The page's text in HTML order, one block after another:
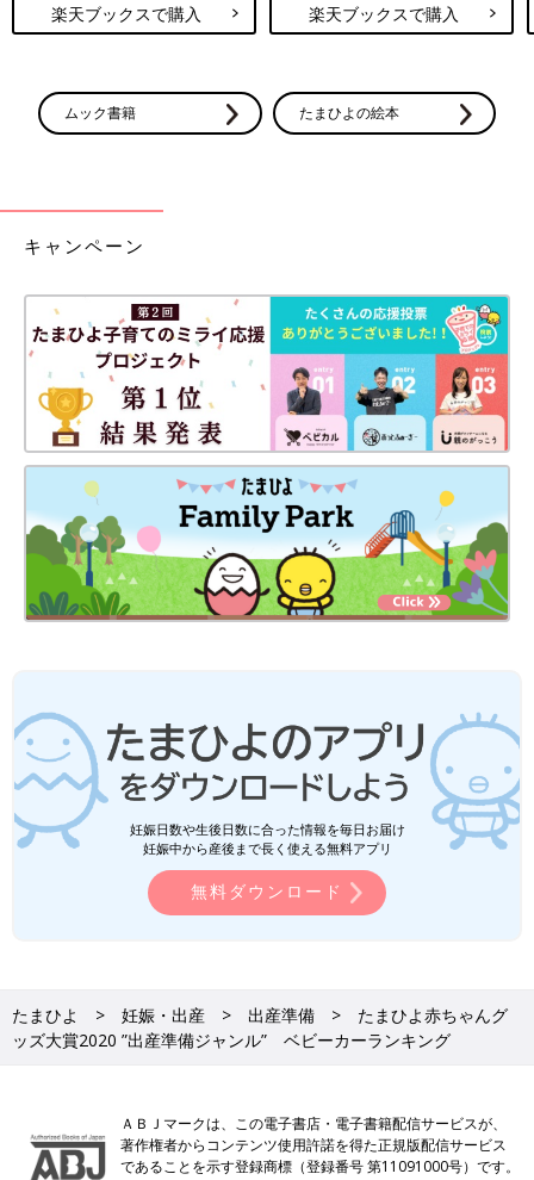
楽天ブックスで購入 楽天ブックスで購入
ムック書籍 たまひよの絵本
キャンペーン
妊娠日数や生後日数に合った情報を毎日お届け
妊娠中から産後まで長く使える無料アプリ
無料ダウンロード
たまひよ 妊娠・出産 出産準備
たまひよ赤ちゃんグ
ッズ大賞2020 ”出産準備ジャンル” ベビーカーランキング
ＡＢＪマークは、この電子書店・電子書籍配信サービスが、
著作権者からコンテンツ使用許諾を得た正規版配信サービス
であることを示す登録商標（登録番号 第11091000号）です。